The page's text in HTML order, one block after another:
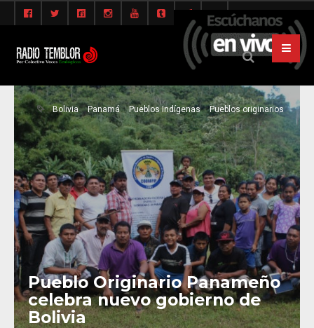
Bolivia Panamá Pueblos Indígenas Pueblos originarios
Pueblo Originario Panameño
celebra nuevo gobierno de
Bolivia